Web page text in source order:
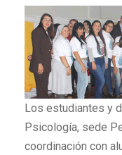
Los estudiantes y
Psicología, sede
coordinación con